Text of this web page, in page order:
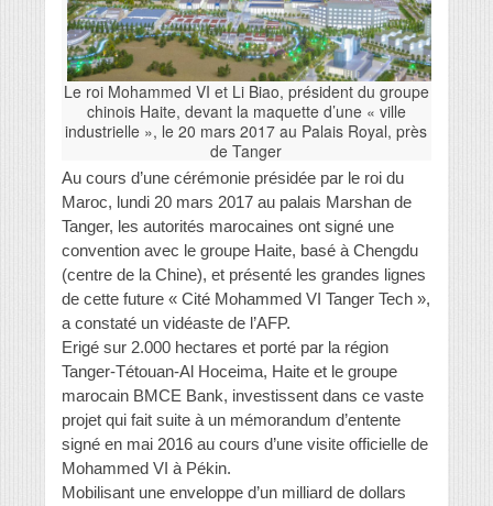
Le roi Mohammed VI et Li Biao, président du groupe
chinois Haite, devant la maquette d’une « ville
industrielle », le 20 mars 2017 au Palais Royal, près
de Tanger
Au cours d’une cérémonie présidée par le roi du
Maroc, lundi 20 mars 2017 au palais Marshan de
Tanger, les autorités marocaines ont signé une
convention avec le groupe Haite, basé à Chengdu
(centre de la Chine), et présenté les grandes lignes
de cette future « Cité Mohammed VI Tanger Tech »,
a constaté un vidéaste de l’AFP.
Erigé sur 2.000 hectares et porté par la région
Tanger-Tétouan-Al Hoceima, Haite et le groupe
marocain BMCE Bank, investissent dans ce vaste
projet qui fait suite à un mémorandum d’entente
signé en mai 2016 au cours d’une visite officielle de
Mohammed VI à Pékin.
Mobilisant une enveloppe d’un milliard de dollars